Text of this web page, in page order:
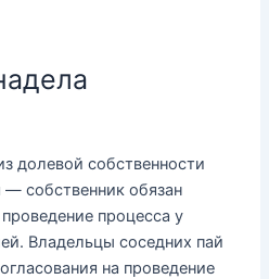
долевой собственности
собственник обязан
процесса у
Владельцы соседних пай
на проведение